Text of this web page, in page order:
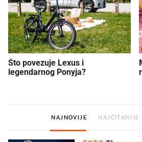
Što povezuje Lexus i
legendarnog Ponyja?
NAJNOVIJE NAJČITANIJE